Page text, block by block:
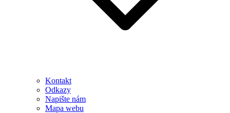
Kontakt
Odkazy
Napište nám
Mapa webu